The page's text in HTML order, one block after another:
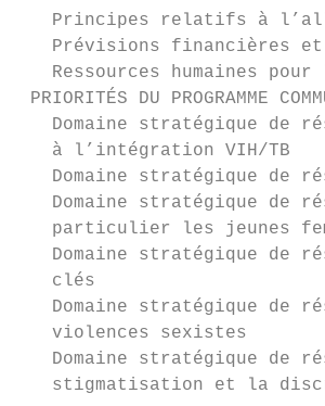
Principes relatifs à
Prévisions financières
Ressources humaines pour
PRIORITÉS DU
Domaine stratégique de
à l’intégration VIH/TB
Domaine stratégique de
Domaine stratégique de
particulier les jeunes
Domaine stratégique de
clés
Domaine stratégique de
violences sexistes
Domaine stratégique de
stigmatisation et la